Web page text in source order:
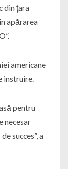
din ţara
apărarea
americane
instruire.
pentru
necesar
succes”, a